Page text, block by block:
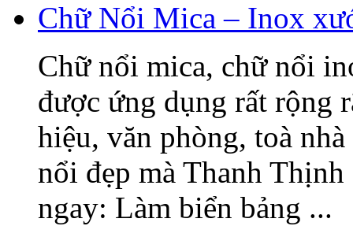
Chữ Nổi Mica – Inox
Chữ nổi mica, chữ nổi
được ứng dụng rất rộng
hiệu, văn phòng, toà
nổi đẹp mà Thanh
ngay: Làm biển bảng ...